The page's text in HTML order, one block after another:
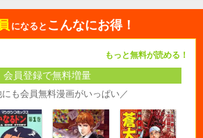
になると こんなにお得！
もっと無料が読める！
会員登録で無料増量
にも会員無料漫画がいっぱい／